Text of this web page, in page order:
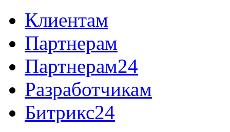
Клиентам
Партнерам
Партнерам24
Разработчикам
Битрикс24